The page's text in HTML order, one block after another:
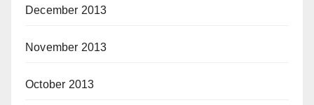
December 2013
November 2013
October 2013